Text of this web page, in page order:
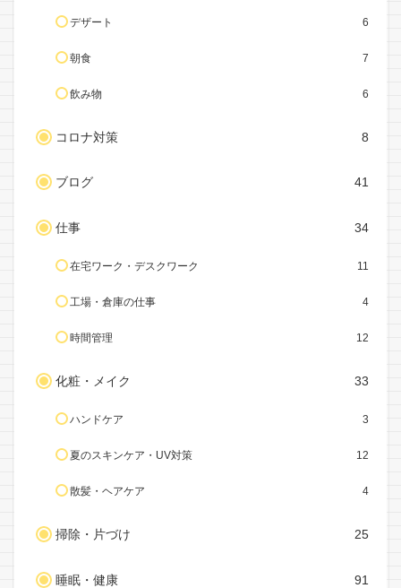
デザート 6
朝食 7
飲み物 6
コロナ対策 8
ブログ 41
仕事 34
在宅ワーク・デスクワーク 11
工場・倉庫の仕事 4
時間管理 12
化粧・メイク 33
ハンドケア 3
夏のスキンケア・UV対策 12
散髪・ヘアケア 4
掃除・片づけ 25
睡眠・健康 91